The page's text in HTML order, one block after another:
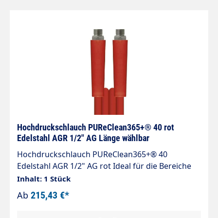
Hochdruckschlauch PUReClean365+® 40 rot
Edelstahl AGR 1/2" AG Länge wählbar
Hochdruckschlauch PUReClean365+® 40
Edelstahl AGR 1/2" AG rot Ideal für die Bereiche
Lebensmittel- und Getränkeindustrie, Fischzucht
und Schwimmbad Innendurchmesser: 12mm
Aussengewinde: 1/2" AGR max. 45 bar / -20 °C bis
Inhalt: 1 Stück
Ab 215,43 €*